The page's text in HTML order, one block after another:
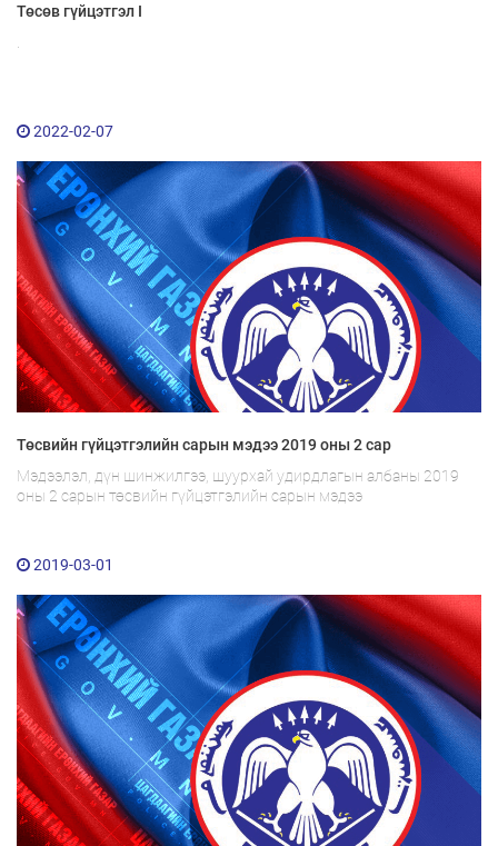
Төсөв гүйцэтгэл I
2022-02-07
Төсвийн гүйцэтгэлийн сарын мэдээ 2019 оны 2 сар
Мэдээлэл, дүн шинжилгээ, шуурхай удирдлагын албаны 2019
оны 2 сарын төсвийн гүйцэтгэлийн сарын мэдээ
2019-03-01